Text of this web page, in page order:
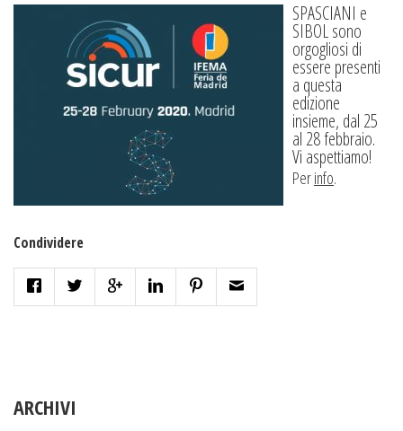
SPASCIANI e
SIBOL sono
orgogliosi di
essere presenti
a questa
edizione
insieme, dal 25
al 28 febbraio.
Vi aspettiamo!
Perinfo.
Condividere
ARCHIVI